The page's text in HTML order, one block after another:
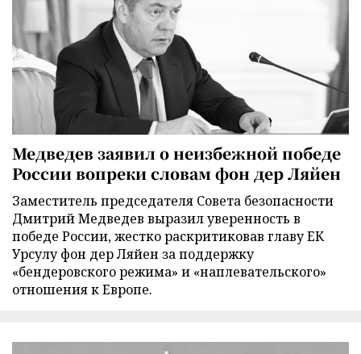
Медведев заявил о неизбежной победе
России вопреки словам фон дер Ляйен
Заместитель председателя Совета безопасности
Дмитрий Медведев выразил уверенность в
победе России, жестко раскритиковав главу ЕК
Урсулу фон дер Ляйен за поддержку
«бендеровского режима» и «наплевательского»
отношения к Европе.